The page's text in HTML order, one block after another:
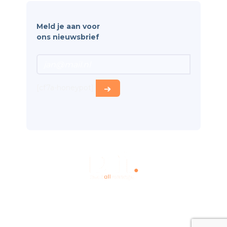
Meld je aan voor
ons nieuwsbrief